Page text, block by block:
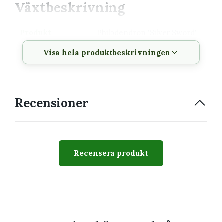
Växtbeskrivning
6 cm nr. 2
Krukstorlek 6 cm
En samling med växter som har liknande
Visa hela produktbeskrivningen
Recensioner
Recensera produkt